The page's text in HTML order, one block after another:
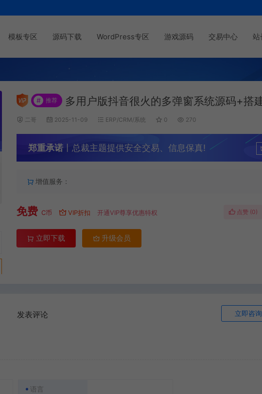
模板专区 源码下载 WordPress专区 游戏源码 交易中心 站
# 推荐 多用户版抖音很火的多弹窗系统源码+搭
二哥 2025-11-09 ERP/CRM/系统 0 270
郑重承诺 丨总裁主题提供安全交易、信息保真!
增值服务：
免费 C币 VIP折扣 开通VIP尊享优惠特权 点赞 (0)
立即下载 升级会员
发表评论 立即咨询
语言